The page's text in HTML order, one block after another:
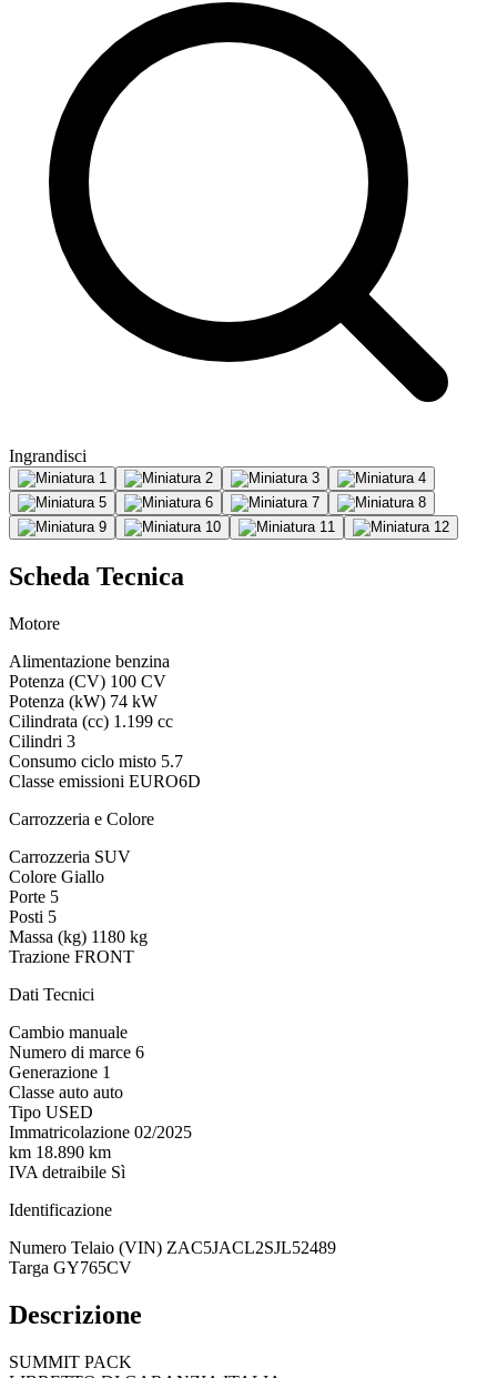
Ingrandisci
Scheda Tecnica
Motore
Alimentazione benzina
Potenza (CV) 100 CV
Potenza (kW) 74 kW
Cilindrata (cc) 1.199 cc
Cilindri 3
Consumo ciclo misto 5.7
Classe emissioni EURO6D
Carrozzeria e Colore
Carrozzeria SUV
Colore Giallo
Porte 5
Posti 5
Massa (kg) 1180 kg
Trazione FRONT
Dati Tecnici
Cambio manuale
Numero di marce 6
Generazione 1
Classe auto auto
Tipo USED
Immatricolazione 02/2025
km 18.890 km
IVA detraibile Sì
Identificazione
Numero Telaio (VIN) ZAC5JACL2SJL52489
Targa GY765CV
Descrizione
SUMMIT PACK